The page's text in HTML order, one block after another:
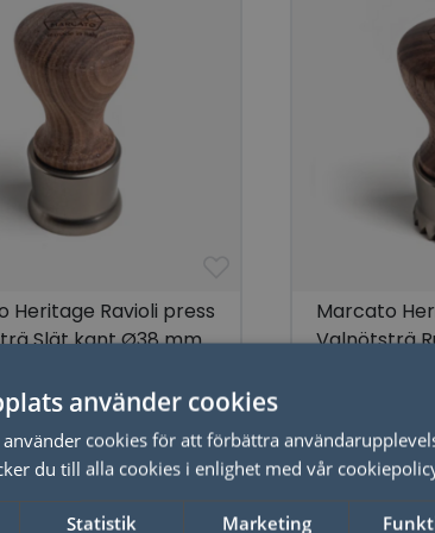
Heritage Ravioli press
Slät kant Ø38 mm
LÄS MER
Marcato
Valnötsträ
använder cookies
cookies för att förbättra
du till alla cookies i enlighet med vår
Statistik Marketing